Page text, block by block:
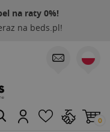
na raty 0%!
na beds.pl!
0